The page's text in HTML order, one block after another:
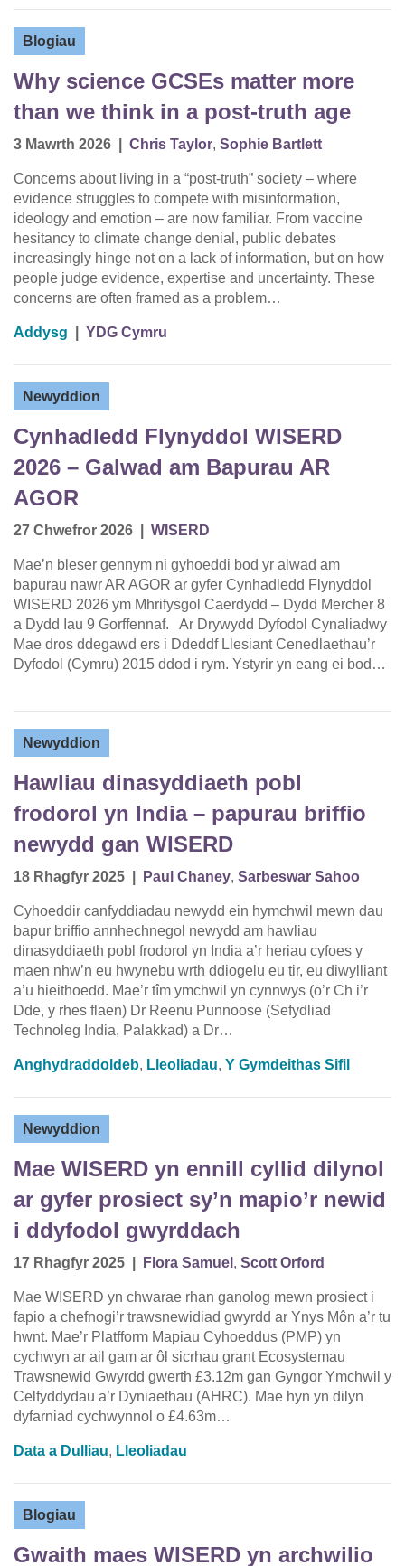
Blogiau
Why science GCSEs matter more
than we think in a post‑truth age
3 Mawrth 2026 Chris Taylor, Sophie Bartlett
Concerns about living in a “post-truth” society – where
evidence struggles to compete with misinformation,
ideology and emotion – are now familiar. From vaccine
hesitancy to climate change denial, public debates
increasingly hinge not on a lack of information, but on how
people judge evidence, expertise and uncertainty. These
concerns are often framed as a problem…
Addysg YDG Cymru
Newyddion
Cynhadledd Flynyddol WISERD
2026 – Galwad am Bapurau AR
AGOR
27 Chwefror 2026 WISERD
Mae’n bleser gennym ni gyhoeddi bod yr alwad am
bapurau nawr AR AGOR ar gyfer Cynhadledd Flynyddol
WISERD 2026 ym Mhrifysgol Caerdydd – Dydd Mercher 8
a Dydd Iau 9 Gorffennaf. Ar Drywydd Dyfodol Cynaliadwy
Mae dros ddegawd ers i Ddeddf Llesiant Cenedlaethau’r
Dyfodol (Cymru) 2015 ddod i rym. Ystyrir yn eang ei bod…
Newyddion
Hawliau dinasyddiaeth pobl
frodorol yn India – papurau briffio
newydd gan WISERD
18 Rhagfyr 2025 Paul Chaney, Sarbeswar Sahoo
Cyhoeddir canfyddiadau newydd ein hymchwil mewn dau
bapur briffio annhechnegol newydd am hawliau
dinasyddiaeth pobl frodorol yn India a’r heriau cyfoes y
maen nhw’n eu hwynebu wrth ddiogelu eu tir, eu diwylliant
a’u hieithoedd. Mae’r tîm ymchwil yn cynnwys (o’r Ch i’r
Dde, y rhes flaen) Dr Reenu Punnoose (Sefydliad
Technoleg India, Palakkad) a Dr…
Anghydraddoldeb, Lleoliadau, Y Gymdeithas Sifil
Newyddion
Mae WISERD yn ennill cyllid dilynol
ar gyfer prosiect sy’n mapio’r newid
i ddyfodol gwyrddach
17 Rhagfyr 2025 Flora Samuel , Scott Orford
Mae WISERD yn chwarae rhan ganolog mewn prosiect i
fapio a chefnogi’r trawsnewidiad gwyrdd ar Ynys Môn a’r tu
hwnt. Mae’r Platfform Mapiau Cyhoeddus (PMP) yn
cychwyn ar ail gam ar ôl sicrhau grant Ecosystemau
Trawsnewid Gwyrdd gwerth £3.12m gan Gyngor Ymchwil y
Celfyddydau a’r Dyniaethau (AHRC). Mae hyn yn dilyn
dyfarniad cychwynnol o £4.63m…
Data a Dulliau, Lleoliadau
Blogiau
Gwaith maes WISERD yn archwilio